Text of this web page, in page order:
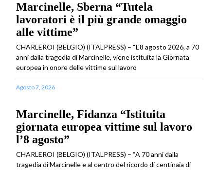
Marcinelle, Sberna “Tutela
lavoratori è il più grande omaggio
alle vittime”
CHARLEROI (BELGIO) (ITALPRESS) – “L’8 agosto 2026, a 70
anni dalla tragedia di Marcinelle, viene istituita la Giornata
europea in onore delle vittime sul lavoro
Agosto 7, 2026
Marcinelle, Fidanza “Istituita
giornata europea vittime sul lavoro
l’8 agosto”
CHARLEROI (BELGIO) (ITALPRESS) – “A 70 anni dalla
tragedia di Marcinelle e al centro del ricordo di centinaia di